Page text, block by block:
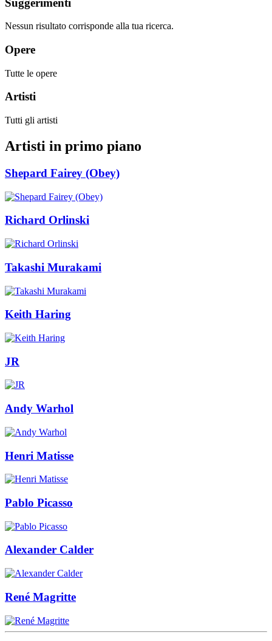
Nessun risultato corrisponde alla tua ricerca.
Opere
Tutte le opere
Artisti
Tutti gli artisti
Artisti in primo piano
Shepard Fairey (Obey)
Richard Orlinski
Takashi Murakami
Keith Haring
JR
Andy Warhol
Henri Matisse
Pablo Picasso
Alexander Calder
René Magritte